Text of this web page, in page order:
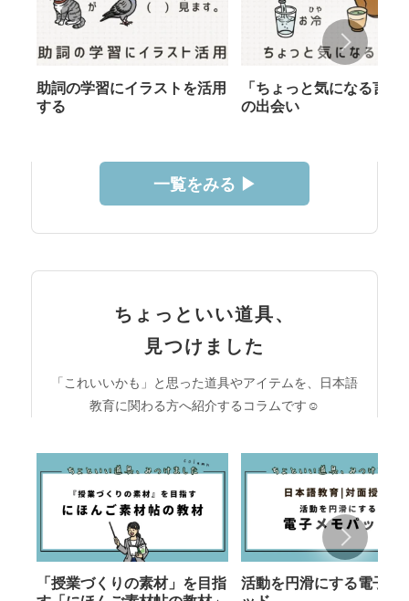
助詞の学習にイラストを活用
する
「ちょっと気になる言葉
の出会い
一覧をみる ▶︎
ちょっといい道具、
見つけました
「これいいかも」と思った道具やアイテムを、日本語
教育に関わる方へ紹介するコラムです☺︎
「授業づくりの素材」を目指
活動を円滑にする電子メ